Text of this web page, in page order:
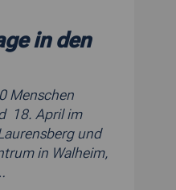
in den
Menschen
18. April im
und
in Walheim,